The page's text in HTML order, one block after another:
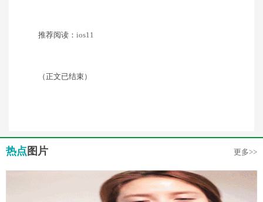
推荐阅读： ios11
（正文已结束）
热点 图片 更多>>